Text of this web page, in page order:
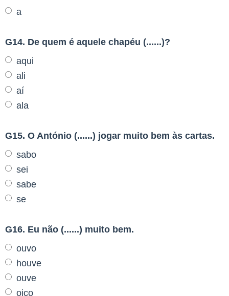
a
G14. De quem é aquele chapéu (......)?
aqui
ali
aí
ala
G15. O António (......) jogar muito bem às cartas.
sabo
sei
sabe
se
G16. Eu não (......) muito bem.
ouvo
houve
ouve
oiço